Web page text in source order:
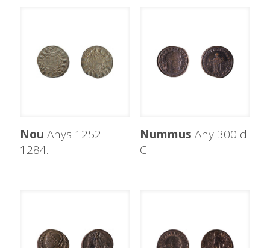
Nou Anys 1252-
1284.
Nummus Any 300 d.
C.